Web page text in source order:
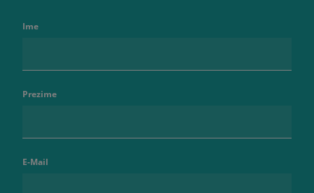
Ime
Prezime
E-Mail